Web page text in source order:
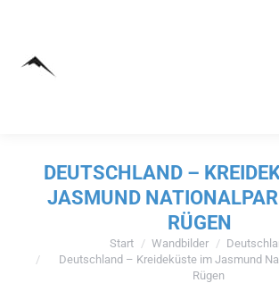
DEUTSCHLAND –
JASMUND
RÜGEN
Sie befinden sich hier:
Start Wandbilder
Deutschland – Kreideküste im Jasmund
Rügen